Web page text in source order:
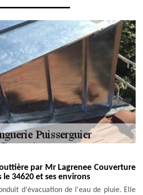
par Mr Lagrenee Couverture
le 34620 et ses environs
d'évacuation de l'eau de pluie. Elle